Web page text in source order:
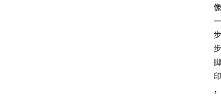
像
一
步
步
脚
印
，